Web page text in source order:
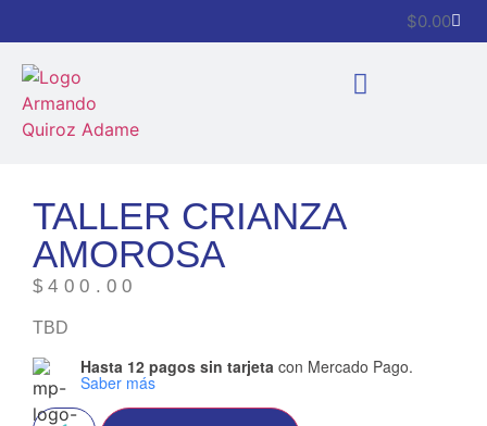
$0.00
TALLER CRIANZA
AMOROSA
$400.00
TBD
Hasta 12 pagos sin tarjeta con Mercado Pago.
Saber más